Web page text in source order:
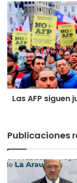
m
a
c
i
ó
n
p
o
r
a
d
c
L
a
s
A
F
P
s
i
g
u
g
a
n
Las AFP
Publicaciones